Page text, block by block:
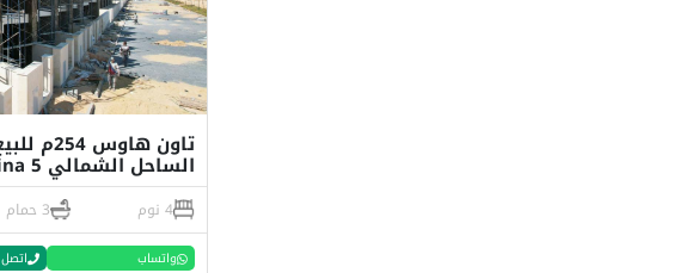
الساحل الشمالي SOLEN Marina 5
4 نوم 3 حمام
واتساب اتصل